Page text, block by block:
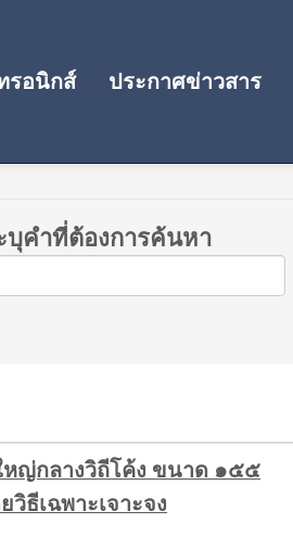
รอนิกส์ ประกาศข่าวสาร
บุคำที่ต้องการค้นหา
หญ่กลางวิถีโค้ง ขนาด ๑๕๕
ธีเฉพาะเจาะจง